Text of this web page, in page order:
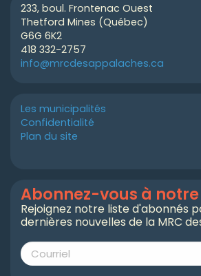
233, boul. Frontenac Ouest
Thetford Mines (Québec)
G6G 6K2
418 332-2757
info@mrcdesappalaches.ca
Les municipalités
Confidentialité
Plan du site
Abonnez-vous à
Rejoignez notre liste d'abonnés
dernières nouvelles de la MRC